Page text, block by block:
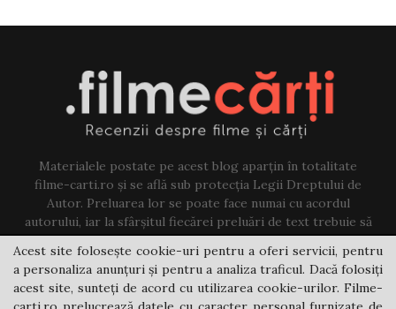
Materialele postate pe acest blog aparțin în totalitate
filme-carti.ro și se află sub protecția Legii Dreptului de
Autor. Preluarea lor se poate face numai cu acordul
autorului, iar la sfârșitul fiecărei preluări de text trebuie să
existe un link către acest blog.
Contact us:jovi@filme-carti.ro
Acest site folosește cookie-uri pentru a oferi servicii, pentru
a personaliza anunțuri și pentru a analiza traficul. Dacă folosiți
acest site, sunteți de acord cu utilizarea cookie-urilor. Filme-